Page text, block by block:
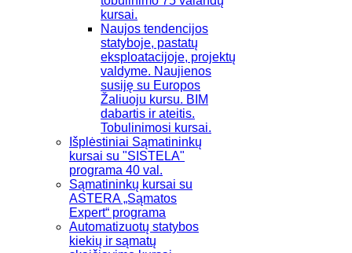
kursai.
Naujos tendencijos
statyboje, pastatų
eksploatacijoje, projektų
valdyme. Naujienos
susiję su Europos
Žaliuoju kursu. BIM
dabartis ir ateitis.
Tobulinimosi kursai.
Išplėstiniai Sąmatininkų
kursai su "SISTELA"
programa 40 val.
Sąmatininkų kursai su
ASTERA „Sąmatos
Expert“ programa
Automatizuotų statybos
kiekių ir sąmatų